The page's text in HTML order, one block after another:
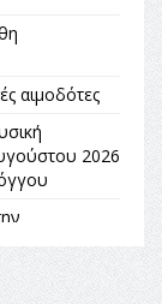
αιμοδότες
2026
απέναντι